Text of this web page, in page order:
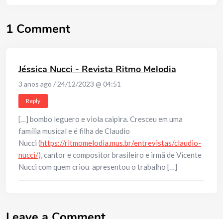
1 Comment
Jéssica Nucci - Revista Ritmo Melodia
3 anos ago / 24/12/2023 @ 04:51
Reply
[…] bombo leguero e viola caipira. Cresceu em uma
família musical e é filha de Claudio
Nucci (https://ritmomelodia.mus.br/entrevistas/claudio-
nucci/), cantor e compositor brasileiro e irmã de Vicente
Nucci com quem criou apresentou o trabalho […]